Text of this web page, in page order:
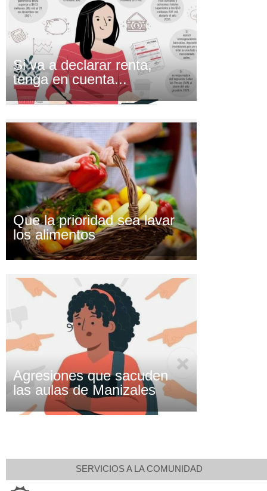
Si va a declarar renta,
tenga en cuenta...
Que la prioridad sea lavar
los alimentos
Agresiones que sacuden
las aulas de Manizales
SERVICIOS A LA COMUNIDAD